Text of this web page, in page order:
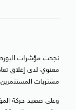
نجحت مؤشرات
معنوي لدى إغلاق
مشتريات